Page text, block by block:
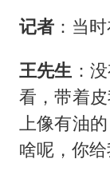
记者：当
王先生 ：
看，带着
上像有油
啥呢，你给